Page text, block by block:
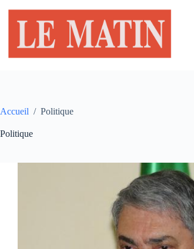
contenu
Accueil / Politique
Politique